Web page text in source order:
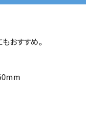
おすすめ。